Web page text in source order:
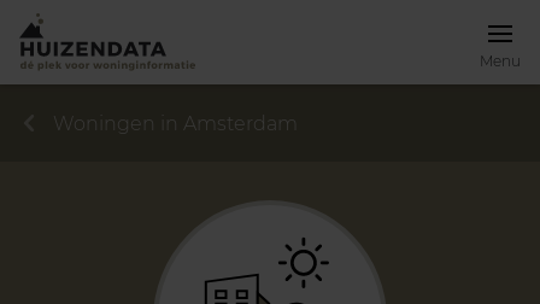
Menu
Woningen in Amsterdam